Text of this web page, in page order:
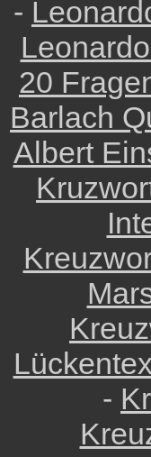
-
20
Barlach
Albert
-